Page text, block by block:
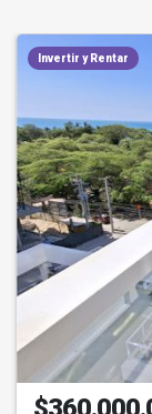
Invertir y Rentar